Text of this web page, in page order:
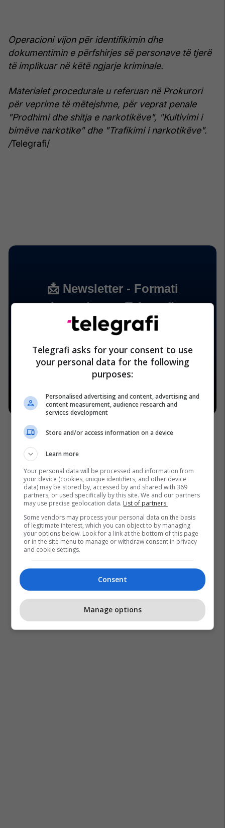
Operacioni vijon për identifikimin dhe
dokumentimin e përfshirjes së personave të tjerë
të implikuar në këtë ngjarje kriminale.
Materialet procedurale u referuan në Prokurori
për veprime të mëtejshme, për veprat penale
"Prodhimi dhe shitja e narkotikëve", "Kultivimi i
bimëve narkotike" dhe "Trafikimi i narkotikëve".
/Telegrafi/
Telegrafi asks for your consent to use
your personal data for the following
purposes:
Personalised advertising and content, advertising and
content measurement, audience research and
services development
Store and/or access information on a device
Learn more
Your personal data will be processed and information from
your device (cookies, unique identifiers, and other device
data) may be stored by, accessed by and shared with 369
partners, or used specifically by this site. We and our partners
may use precise geolocation data. List of partners.
Some vendors may process your personal data on the basis
of legitimate interest, which you can object to by managing
your options below. Look for a link at the bottom of this page
or in the site menu to manage or withdraw consent in privacy
and cookie settings.
Consent
Manage options